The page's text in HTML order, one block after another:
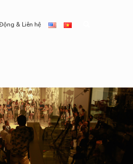
& Liên hệ